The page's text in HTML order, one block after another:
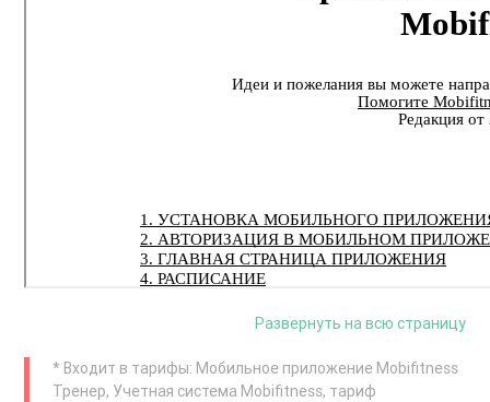
Развернуть на всю страницу
* Входит в тарифы: Мобильное приложение Mobifitness
Тренер, Учетная система Mobifitness, тариф